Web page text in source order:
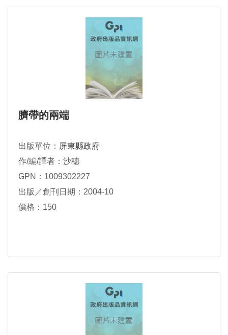
臍帶的兩端
出版單位： 屏東縣政府
作/編/譯者：沙穗
GPN：1009302227
出版／創刊日期：2004-10
價格：150